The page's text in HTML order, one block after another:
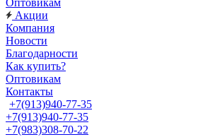
Оптовикам
Акции
Компания
Новости
Благодарности
Как купить?
Оптовикам
Контакты
+7(913)940-77-35
+7(913)940-77-35
+7(983)308-70-22